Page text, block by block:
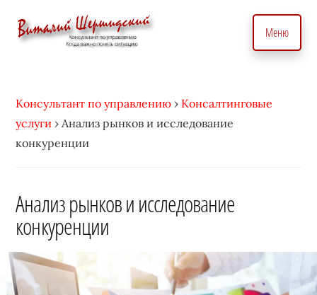
Дополнительное
меню
вопросам
управления
бизнесом.
подходом
•
Виталий
Шершидский
по
вопросам
управления.
для
точного
управление
и
эффективного
Меню
Консультант по управлению › Консалтинговые
услуги ›Анализ рынков и исследование
конкуренции
Анализ рынков и исследование
конкуренции